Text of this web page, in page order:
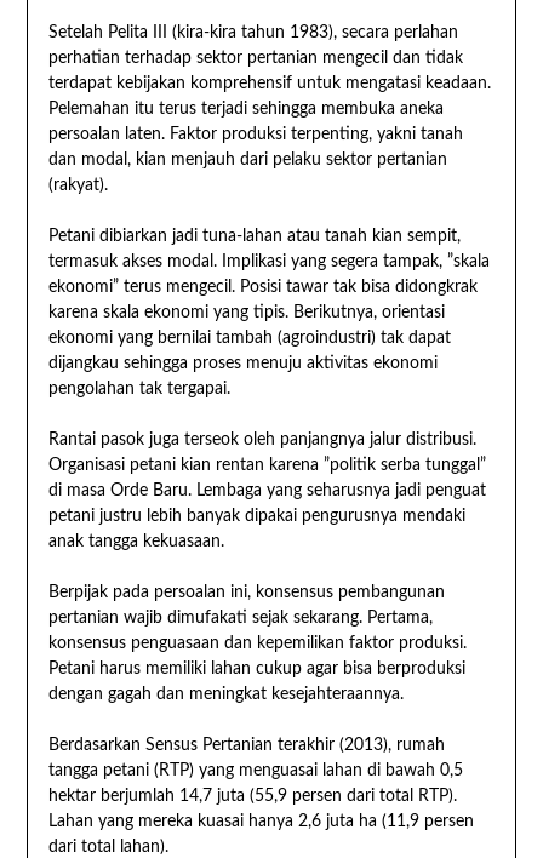
Setelah Pelita III (kira-kira tahun 1983), secara perlahan
perhatian terhadap sektor pertanian mengecil dan tidak
terdapat kebijakan komprehensif untuk mengatasi keadaan.
Pelemahan itu terus terjadi sehingga membuka aneka
persoalan laten. Faktor produksi terpenting, yakni tanah
dan modal, kian menjauh dari pelaku sektor pertanian
(rakyat).
Petani dibiarkan jadi tuna-lahan atau tanah kian sempit,
termasuk akses modal. Implikasi yang segera tampak, ”skala
ekonomi” terus mengecil. Posisi tawar tak bisa didongkrak
karena skala ekonomi yang tipis. Berikutnya, orientasi
ekonomi yang bernilai tambah (agroindustri) tak dapat
dijangkau sehingga proses menuju aktivitas ekonomi
pengolahan tak tergapai.
Rantai pasok juga terseok oleh panjangnya jalur distribusi.
Organisasi petani kian rentan karena ”politik serba tunggal”
di masa Orde Baru. Lembaga yang seharusnya jadi penguat
petani justru lebih banyak dipakai pengurusnya mendaki
anak tangga kekuasaan.
Berpijak pada persoalan ini, konsensus pembangunan
pertanian wajib dimufakati sejak sekarang. Pertama,
konsensus penguasaan dan kepemilikan faktor produksi.
Petani harus memiliki lahan cukup agar bisa berproduksi
dengan gagah dan meningkat kesejahteraannya.
Berdasarkan Sensus Pertanian terakhir (2013), rumah
tangga petani (RTP) yang menguasai lahan di bawah 0,5
hektar berjumlah 14,7 juta (55,9 persen dari total RTP).
Lahan yang mereka kuasai hanya 2,6 juta ha (11,9 persen
dari total lahan).